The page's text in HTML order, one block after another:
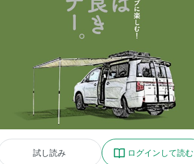
試し読み
ログインして読む